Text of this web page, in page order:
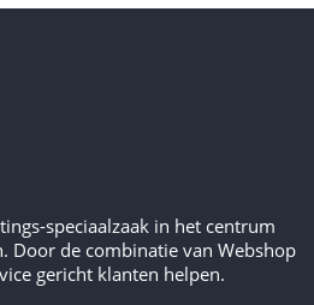
speciaalzaak in het centrum
Door de combinatie van Webshop
gericht klanten helpen.